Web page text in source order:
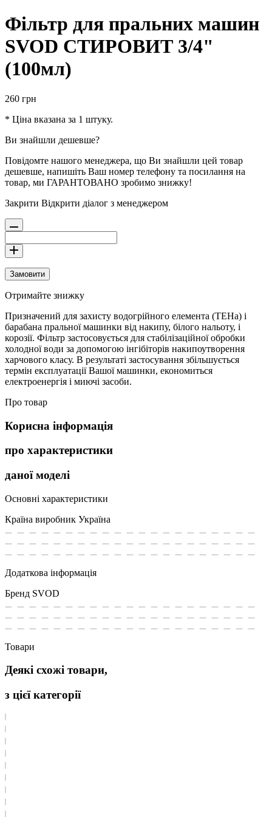
Фільтр для пральних машин
SVOD СТИРОВИТ 3/4"
(100мл)
260 грн
* Ціна вказана за 1 штуку.
Ви знайшли дешевше?
Повідомте нашого менеджера, що Ви знайшли цей товар
дешевше, напишіть Ваш номер телефону та посилання на
товар, ми ГАРАНТОВАНО зробимо знижку!
Закрити Відкрити діалог з менеджером
Замовити
Отримайте знижку
Призначений для захисту водогрійного елемента (ТЕНа) і
барабана пральної машинки від накипу, білого нальоту, і
корозії. Фільтр застосовується для стабілізаційної обробки
холодної води за допомогою інгібіторів накипоутворення
харчового класу. В результаті застосування збільшується
термін експлуатації Вашої машинки, економиться
електроенергія і миючі засоби.
Про товар
Корисна інформація
про характеристики
даної моделі
Основні характеристики
Країна виробник Україна
Додаткова інформація
Бренд SVOD
Товари
Деякі схожі товари,
з цієї категорії